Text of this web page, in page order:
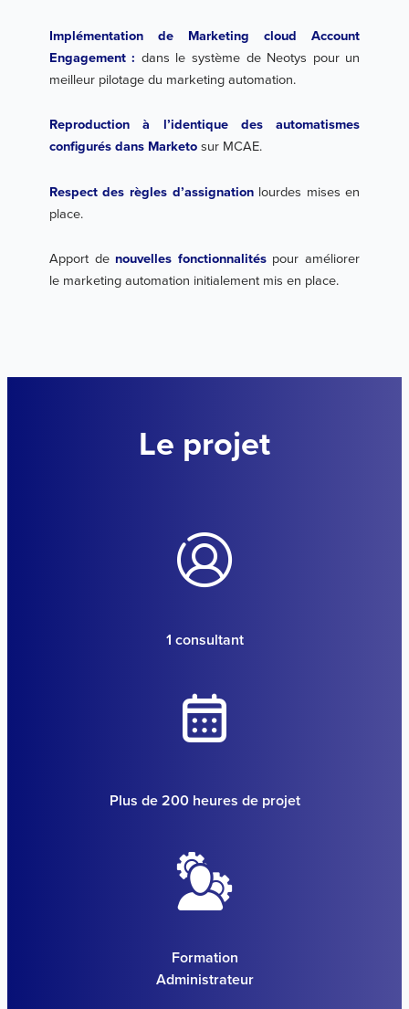
Implémentation de Marketing cloud Account
Engagement : dans le système de Neotys pour un
meilleur pilotage du marketing automation.
Reproduction à l’identique des automatismes
configurés dans Marketosur MCAE.
Respect des règles d’assignation lourdes mises en
place.
Apport de nouvelles fonctionnalitéspour améliorer
le marketing automation initialement mis en place.
Le projet
1 consultant
Plus de 200 heures de projet
Formation
Administrateur